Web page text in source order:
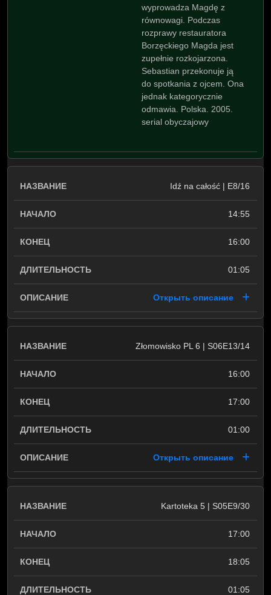
wyprowadza Magdę z
równowagi. Podczas
rozprawy restauratora
Borzęckiego Magda jest
zupełnie rozkojarzona.
Sebastian przekonuje ją
do spotkania z ojcem. Ona
jednak kategorycznie
odmawia. Polska. 2005.
serial obyczajowy
Idź na całość | E8/16
14:55
16:00
01:05
Открыть описание
Złomowisko PL 6 | S06E13/14
16:00
17:00
01:00
Открыть описание
Kartoteka 5 | S05E9/30
17:00
18:05
01:05